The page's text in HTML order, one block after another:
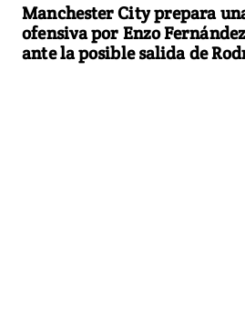
Manchester City prepara
ofensiva por Enzo Fernández
ante la posible salida de